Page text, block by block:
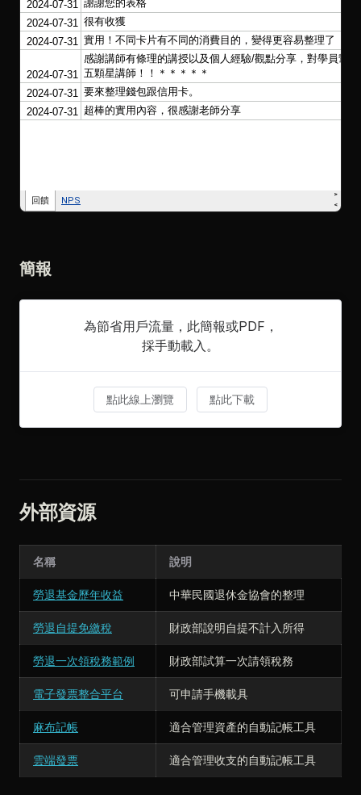
簡報
為節省用戶流量，此簡報或PDF，
採手動載入。
點此線上瀏覽 點此下載
外部資源
名稱 說明
勞退基金歷年收益 中華民國退休金協會的整理
勞退自提免繳稅 財政部說明自提不計入所得
勞退一次領稅務範例 財政部試算一次請領稅務
電子發票整合平台 可申請手機載具
麻布記帳 適合管理資產的自動記帳工具
雲端發票 適合管理收支的自動記帳工具